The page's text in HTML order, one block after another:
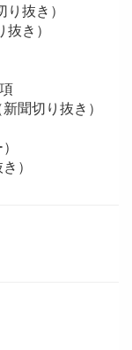
抜き）
き）
聞切り抜き）
）